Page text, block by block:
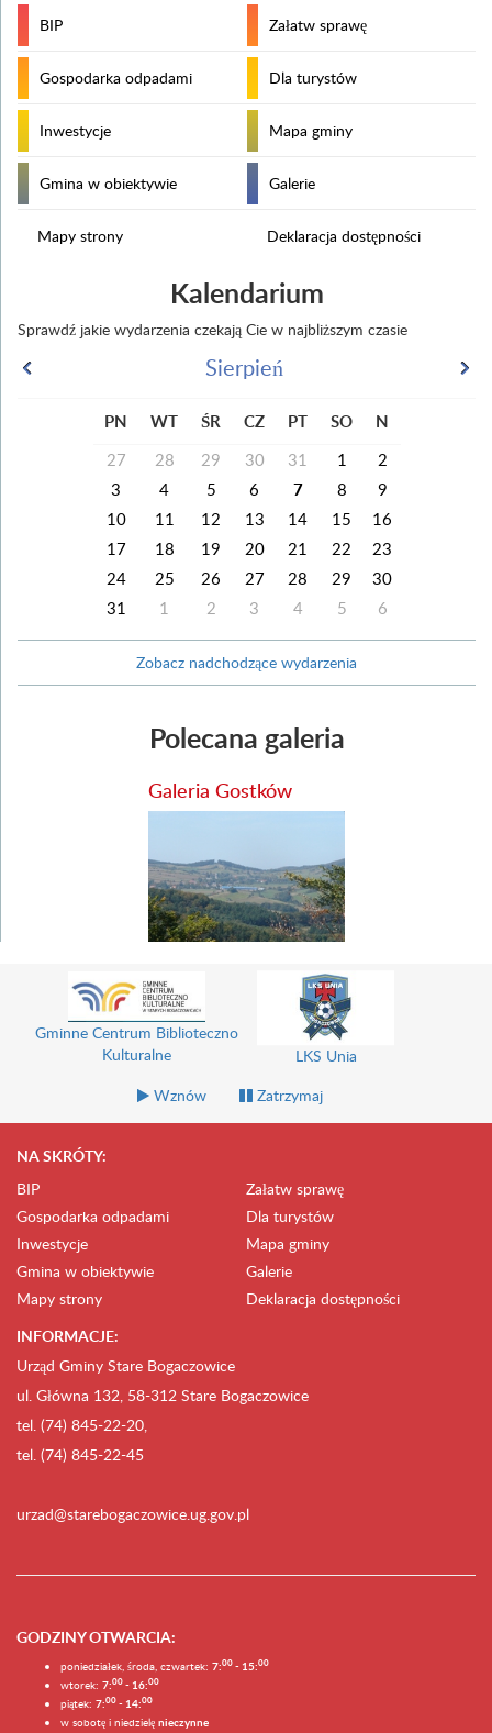
BIP Załatw sprawę
Gospodarka odpadami Dla turystów
Inwestycje Mapa gminy
Gmina w obiektywie Galerie
Mapy strony Deklaracja dostępności
Kalendarium
Sprawdź jakie wydarzenia czekają Cie w najbliższym czasie
Sierpień
PN WT ŚR CZ PT SO N
27 28 29 30 31 1
2
3
4 5 6 7 8
9
10
11 12 13 14 15
16
17
18 19 20 21 22
23
24
25 26 27 28 29
30
31
1 2 3 4 5 6
Zobacz nadchodzące wydarzenia
Polecana galeria
Galeria Gostków
Gminne Centrum Biblioteczno
Kulturalne
LKS Unia
Wznów
Zatrzymaj
NA SKRÓTY:
BIP
Załatw sprawę
Gospodarka odpadami
Dla turystów
Inwestycje
Mapa gminy
Gmina w obiektywie
Galerie
Mapy strony
Deklaracja dostępności
INFORMACJE:
Urząd Gminy Stare Bogaczowice
ul. Główna 132, 58-312 Stare Bogaczowice
tel. (74) 845-22-20,
tel. (74) 845-22-45
urzad@starebogaczowice.ug.gov.pl
GODZINY OTWARCIA:
poniedziałek, środa, czwartek: 7:00 - 15:00
wtorek: 7:00 - 16:00
piątek: 7:00 - 14:00
w sobotę i niedzielę nieczynne